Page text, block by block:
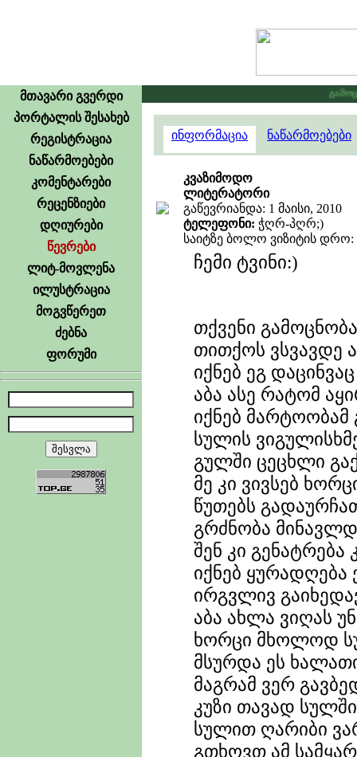
მთავარი გვერდი
პორტალის შესახებ
რეგისტრაცია
ნაწარმოებები
კომენტარები
რეცენზიები
დღიურები
წევრები
ლიტ-მოვლენა
ილუსტრაცია
მოგვწერეთ
ძებნა
ფორუმი
ინფორმაცია ნაწარმოებები
კვაზიმოდო
ლიტერატორი
გაწევრიანდა: 1 მაისი, 2010
ტელეფონი: ჭღრ-პღრ;)
საიტზე ბოლო ვიზიტის დრო:
ჩემი ტვინი:)
თქვენი
თითქოს ვსვავდე
იქნებ ეგ
აბა ასე რატომ
იქნებ მარტოობამ
სულის
გულში ცეცხლი
მე კი ვივსებ
წუთებს
გრძნობა
შენ კი
იქნებ
ირგვლივ
აბა ახლა ვიღას
ხორცი მხოლოდ
მსურდა ეს
მაგრამ ვერ
კუზი თავად
სულით ღარიბი
გთხოვთ ამ